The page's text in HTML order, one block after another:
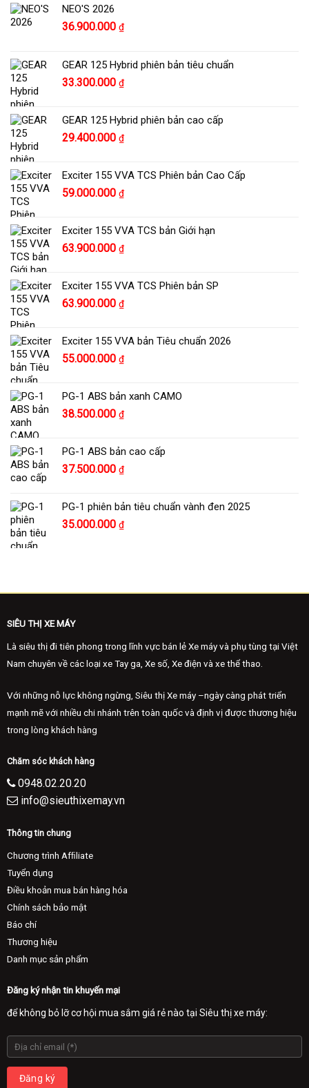
NEO'S 2026
36.900.000 ₫
GEAR 125 Hybrid phiên bản tiêu chuẩn
Giá
34.300.000 ₫.
33.300.000 ₫Giá
là:
33.300.000 ₫.
GEAR 125 Hybrid phiên bản cao cấp
Giá
30.400.000 ₫.
29.400.000 ₫Giá
là:
29.400.000 ₫.
Exciter 155 VVA TCS Phiên bản Cao Cấp
59.000.000 ₫
Exciter 155 VVA TCS bản Giới hạn
63.900.000 ₫
Exciter 155 VVA TCS Phiên bản SP
63.900.000 ₫
Exciter 155 VVA bản Tiêu chuẩn 2026
55.000.000 ₫
PG-1 ABS bản xanh CAMO
38.500.000 ₫
PG-1 ABS bản cao cấp
37.500.000 ₫
PG-1 phiên bản tiêu chuẩn vành đen 2025
35.000.000 ₫
SIÊU THỊ XE MÁY
Là siêu thị đi tiên phong trong lĩnh vực bán lẻ Xe máy và phụ tùng tại Việt
Nam chuyên về các loại xe Tay ga, Xe số, Xe điện và xe thể thao.
Với những nỗ lực không ngừng, Siêu thị Xe máy –ngày càng phát triển
mạnh mẽ với nhiều chi nhánh trên toàn quốc và định vị được thương hiệu
trong lòng khách hàng
Chăm sóc khách hàng
0948.02.20.20
info@sieuthixemay.vn
Thông tin chung
Chương trình Afﬁliate
Tuyển dụng
Điều khoản mua bán hàng hóa
Chính sách bảo mật
Báo chí
Thương hiệu
Danh mục sản phẩm
Đăng ký nhận tin khuyến mại
để không bỏ lỡ cơ hội mua sắm giá rẻ nào tại Siêu thị xe máy: